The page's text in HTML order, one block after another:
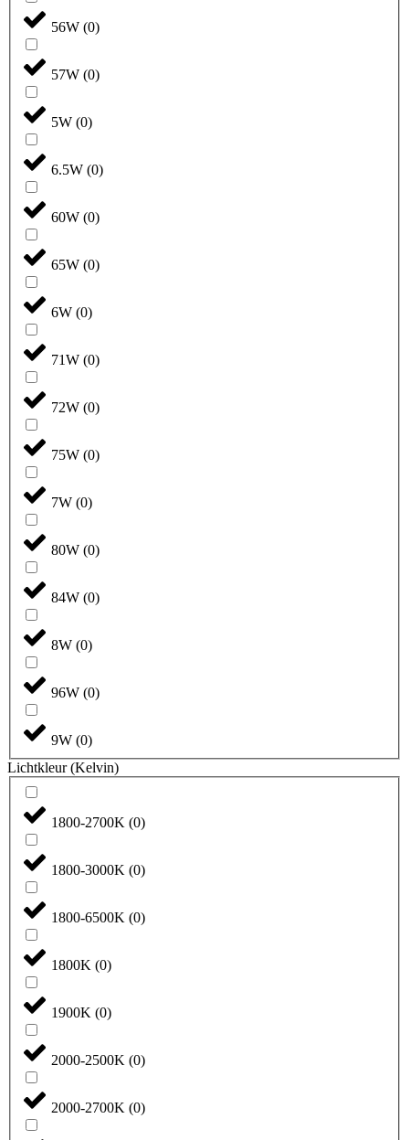
56W (0)
57W (0)
5W (0)
6.5W (0)
60W (0)
65W (0)
6W (0)
71W (0)
72W (0)
75W (0)
7W (0)
80W (0)
84W (0)
8W (0)
96W (0)
9W (0)
Lichtkleur (Kelvin)
1800-2700K (0)
1800-3000K (0)
1800-6500K (0)
1800K (0)
1900K (0)
2000-2500K (0)
2000-2700K (0)